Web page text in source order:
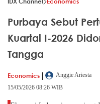
Purbaya Sebut
Kuartal I-2026
Tangga
Economics |
Anggie Ariesta
15/05/2026 08:26 WIB